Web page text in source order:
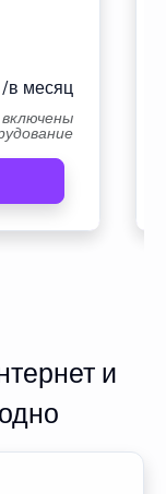
/в месяц
и